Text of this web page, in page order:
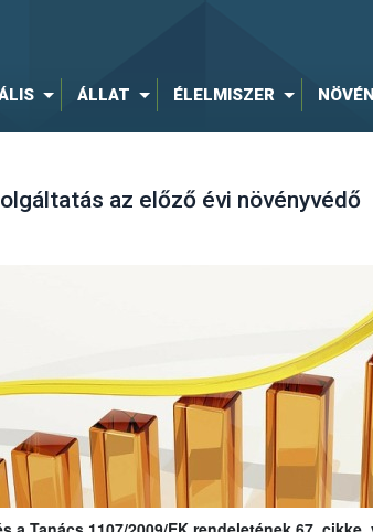
ÁLLAT ÉLELMISZER
az előző évi növényvédő